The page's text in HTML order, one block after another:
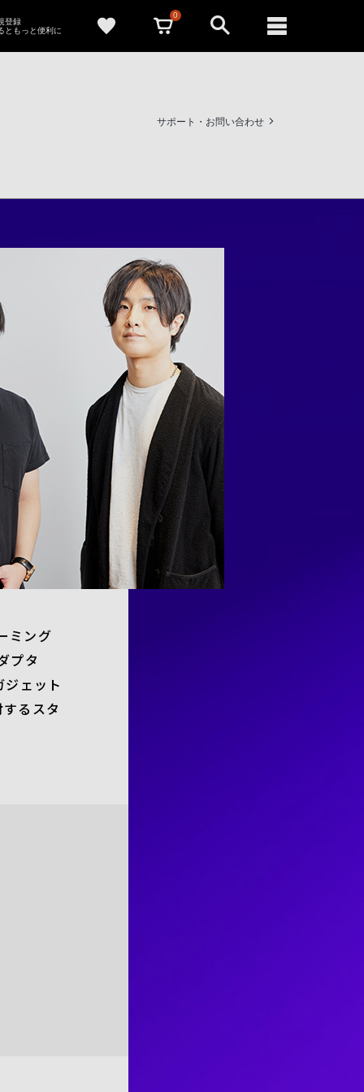
登録
ともっと便利に
0
サポート・お問い合わせ
ミング
プタ
ェット
るスタ